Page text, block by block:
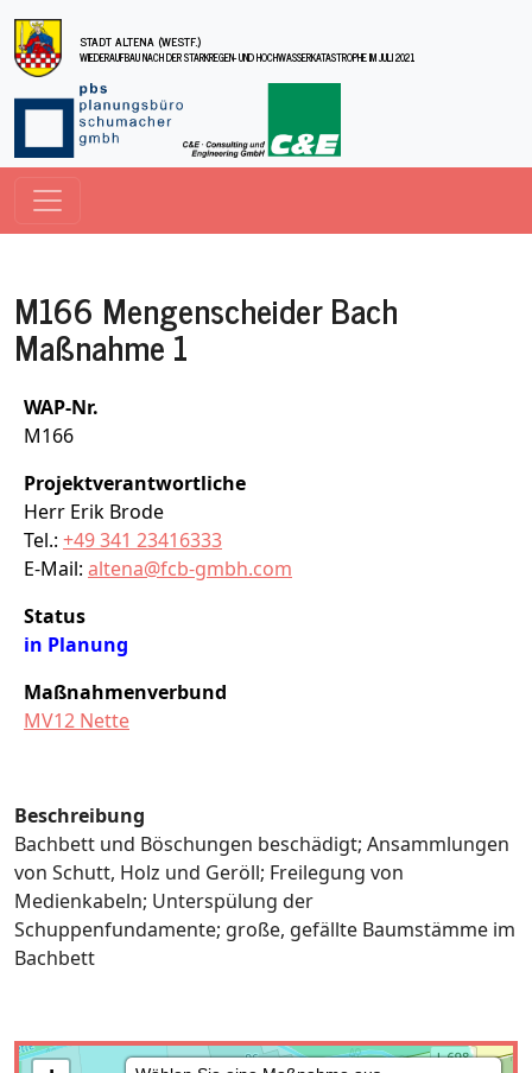
Direkt zum Inhalt
STADT ALTENA (WESTF.)
WIEDERAUFBAU NACH DER STARKREGEN- UND HOCHWASSERKATASTROPHE IM JULI 2021
M166 Mengenscheider Bach
Maßnahme 1
WAP-Nr.
M166
Projektverantwortliche
Herr Erik Brode
Tel.: +49 341 23416333
E-Mail: altena@fcb-gmbh.com
Status
in Planung
Maßnahmenverbund
MV12 Nette
Beschreibung
Bachbett und Böschungen beschädigt; Ansammlungen
von Schutt, Holz und Geröll; Freilegung von
Medienkabeln; Unterspülung der
Schuppenfundamente; große, gefällte Baumstämme im
Bachbett